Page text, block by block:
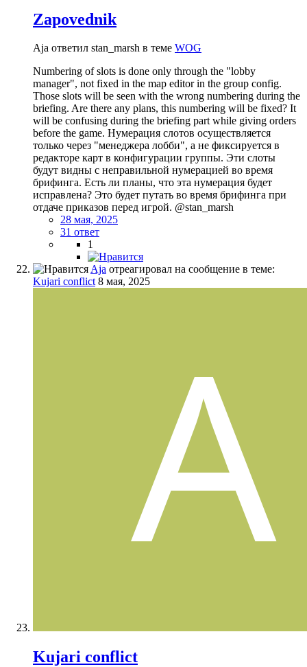
Zapovednik
Aja ответил stan_marsh в теме WOG
Numbering of slots is done only through the "lobby
manager", not fixed in the map editor in the group config.
Those slots will be seen with the wrong numbering during the
briefing. Are there any plans, this numbering will be fixed? It
will be confusing during the briefing part while giving orders
before the game. Нумерация слотов осуществляется
только через "менеджера лобби", а не фиксируется в
редакторе карт в конфигурации группы. Эти слоты
будут видны с неправильной нумерацией во время
брифинга. Есть ли планы, что эта нумерация будет
исправлена? Это будет путать во время брифинга при
отдаче приказов перед игрой. @stan_marsh
28 мая, 2025
31 ответ
1
Aja отреагировал на сообщение в теме:
Kujari conflict 8 мая, 2025
Kujari conflict